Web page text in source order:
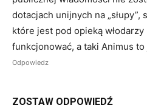
dotacjach unijnych na
które jest pod opieką
funkcjonować, a taki Animus
Odpowiedz
ZOSTAW ODPOWIEDŹ